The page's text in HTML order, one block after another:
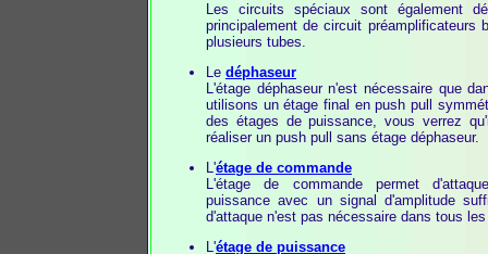
Les circuits spéciaux sont également
principalement de circuit préamplificateurs
plusieurs tubes.
Le déphaseur
L'étage déphaseur n'est nécessaire que
utilisons un étage final en push pull
des étages de puissance, vous verrez
réaliser un push pull sans étage déphaseur.
L'étage de commande
L'étage de commande permet
puissance avec un signal d'amplitude
d'attaque n'est pas nécessaire dans tous
L'étage de puissance